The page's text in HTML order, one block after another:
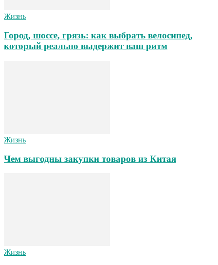
Жизнь
Город, шоссе, грязь: как выбрать велосипед,
который реально выдержит ваш ритм
Жизнь
Чем выгодны закупки товаров из Китая
Жизнь